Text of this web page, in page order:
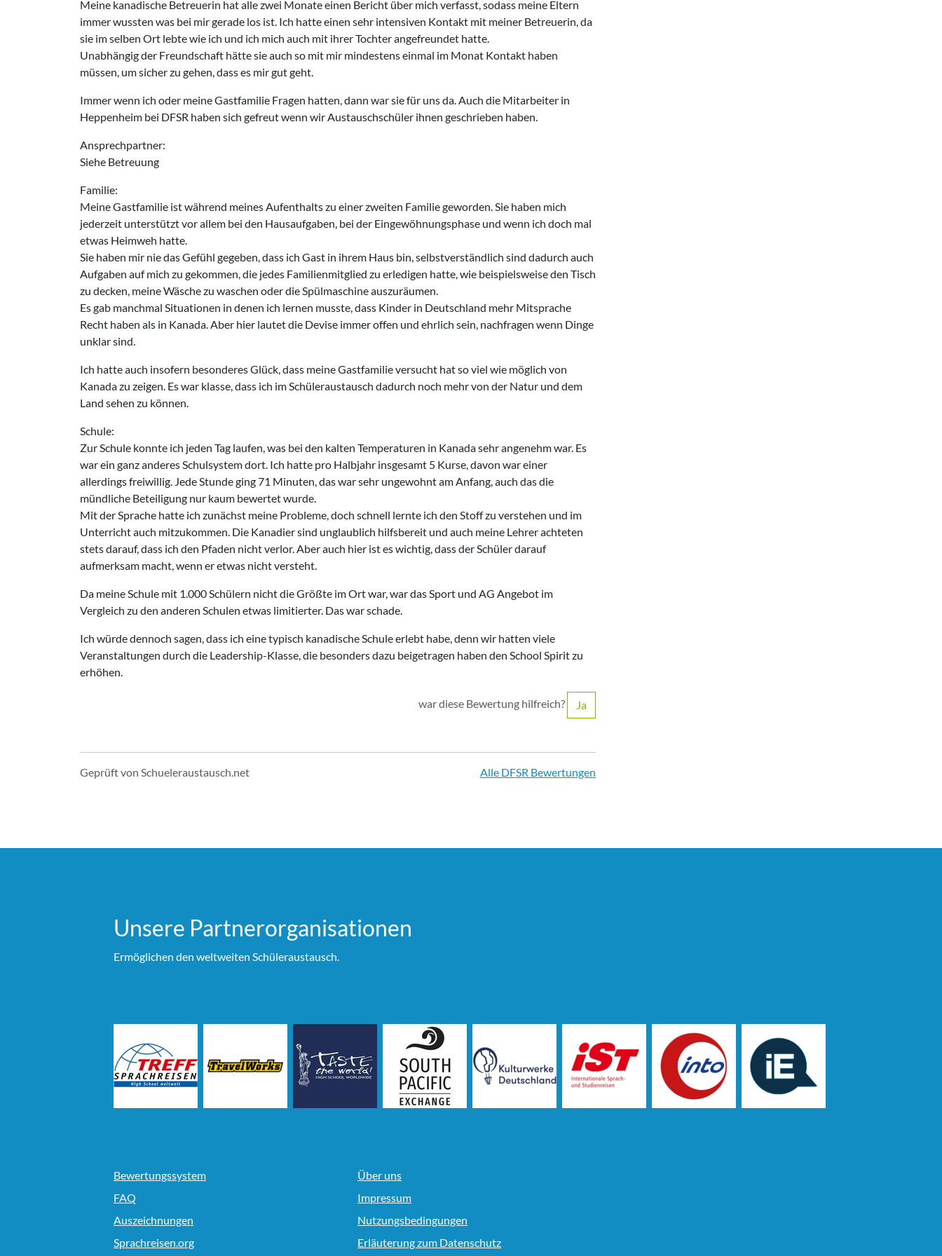
Meine kanadische Betreuerin hat alle zwei Monate einen Bericht über mich verfasst, sodass meine Eltern
immer wussten was bei mir gerade los ist. Ich hatte einen sehr intensiven Kontakt mit meiner Betreuerin, da
sie im selben Ort lebte wie ich und ich mich auch mit ihrer Tochter angefreundet hatte.
Unabhängig der Freundschaft hätte sie auch so mit mir mindestens einmal im Monat Kontakt haben
müssen, um sicher zu gehen, dass es mir gut geht.
Immer wenn ich oder meine Gastfamilie Fragen hatten, dann war sie für uns da. Auch die Mitarbeiter in
Heppenheim bei DFSR haben sich gefreut wenn wir Austauschschüler ihnen geschrieben haben.
Ansprechpartner:
Siehe Betreuung
Familie:
Meine Gastfamilie ist während meines Aufenthalts zu einer zweiten Familie geworden. Sie haben mich
jederzeit unterstützt vor allem bei den Hausaufgaben, bei der Eingewöhnungsphase und wenn ich doch mal
etwas Heimweh hatte.
Sie haben mir nie das Gefühl gegeben, dass ich Gast in ihrem Haus bin, selbstverständlich sind dadurch auch
Aufgaben auf mich zu gekommen, die jedes Familienmitglied zu erledigen hatte, wie beispielsweise den Tisch
zu decken, meine Wäsche zu waschen oder die Spülmaschine auszuräumen.
Es gab manchmal Situationen in denen ich lernen musste, dass Kinder in Deutschland mehr Mitsprache
Recht haben als in Kanada. Aber hier lautet die Devise immer offen und ehrlich sein, nachfragen wenn Dinge
unklar sind.
Ich hatte auch insofern besonderes Glück, dass meine Gastfamilie versucht hat so viel wie möglich von
Kanada zu zeigen. Es war klasse, dass ich im Schüleraustausch dadurch noch mehr von der Natur und dem
Land sehen zu können.
Schule:
Zur Schule konnte ich jeden Tag laufen, was bei den kalten Temperaturen in Kanada sehr angenehm war. Es
war ein ganz anderes Schulsystem dort. Ich hatte pro Halbjahr insgesamt 5 Kurse, davon war einer
allerdings freiwillig. Jede Stunde ging 71 Minuten, das war sehr ungewohnt am Anfang, auch das die
mündliche Beteiligung nur kaum bewertet wurde.
Mit der Sprache hatte ich zunächst meine Probleme, doch schnell lernte ich den Stoff zu verstehen und im
Unterricht auch mitzukommen. Die Kanadier sind unglaublich hilfsbereit und auch meine Lehrer achteten
stets darauf, dass ich den Pfaden nicht verlor. Aber auch hier ist es wichtig, dass der Schüler darauf
aufmerksam macht, wenn er etwas nicht versteht.
Da meine Schule mit 1.000 Schülern nicht die Größte im Ort war, war das Sport und AG Angebot im
Vergleich zu den anderen Schulen etwas limitierter. Das war schade.
Ich würde dennoch sagen, dass ich eine typisch kanadische Schule erlebt habe, denn wir hatten viele
Veranstaltungen durch die Leadership-Klasse, die besonders dazu beigetragen haben den School Spirit zu
erhöhen.
war diese Bewertung hilfreich? Ja
Geprüft von Schueleraustausch.net Alle DFSR Bewertungen
Unsere Partner­organi­sationen
Ermöglichen den weltweiten Schüleraustausch.
Bewertungssystem
FAQ
Auszeichnungen
Sprachreisen.org
Über uns
Impressum
Nutzungsbedingungen
Erläuterung zum Datenschutz